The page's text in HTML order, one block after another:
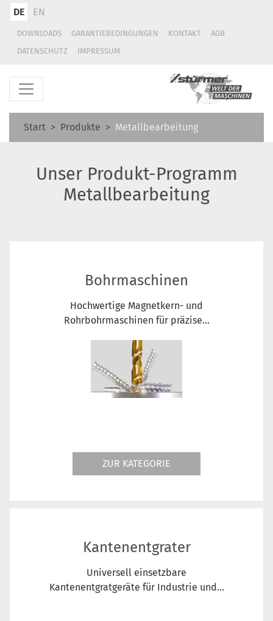
DE EN
DOWNLOADS GARANTIEBEDINGUNGEN KONTAKT
AGB
DATENSCHUTZ
IMPRESSUM
Start Produkte Metallbearbeitung
Unser Produkt-Programm
Metallbearbeitung
Bohrmaschinen
Hochwertige Magnetkern- und
Rohrbohrmaschinen für präzise...
ZUR KATEGORIE
Kantenentgrater
Universell einsetzbare
Kantenentgratgeräte für Industrie und...